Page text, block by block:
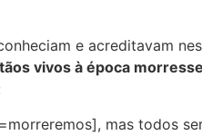
e acreditavam
vivos à época
mas todos